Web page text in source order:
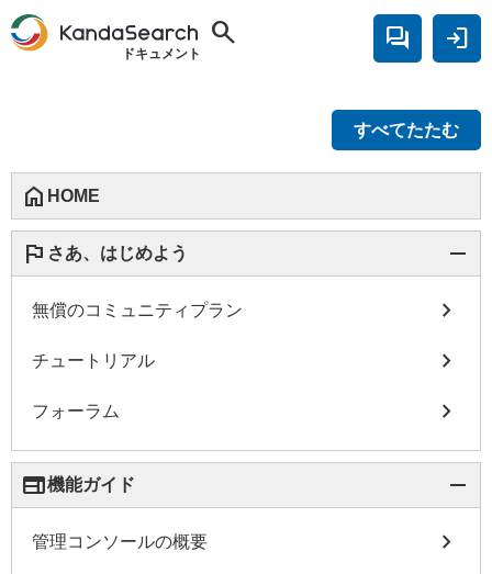
ドキュメント
search forum login
すべてたたむ
home HOME
flag さあ、はじめよう remove
無償のコミュニティプラン chevron_right
チュートリアル chevron_right
フォーラム chevron_right
web機能ガイド remove
管理コンソールの概要 chevron_right